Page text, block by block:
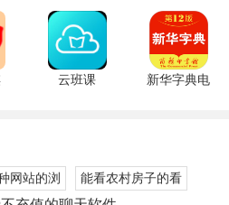
你的成绩分析，让你了解自己的
1.6.1 官方
版
2025.11.2
安卓版
云班课
新华字典电
网站的浏
大全
能看农村房子的看
清地图app